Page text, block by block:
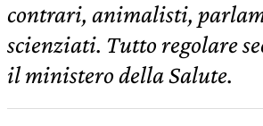
contrari, animalisti,
scienziati. Tutto regolare
il ministero della Salute.